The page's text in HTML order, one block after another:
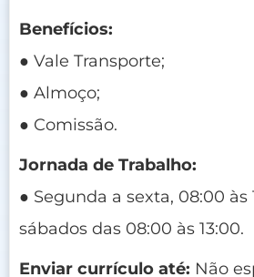
Benefícios:
● Vale Transporte;
● Almoço;
● Comissão.
Jornada de Trabalho:
● Segunda a sexta, 08:00 às
sábados das 08:00 às 13:00.
Enviar currículo até: Não